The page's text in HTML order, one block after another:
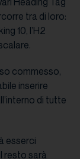
tra di loro:
10, l’H2
commesso,
inserire
di tutte
esserci
resto sarà